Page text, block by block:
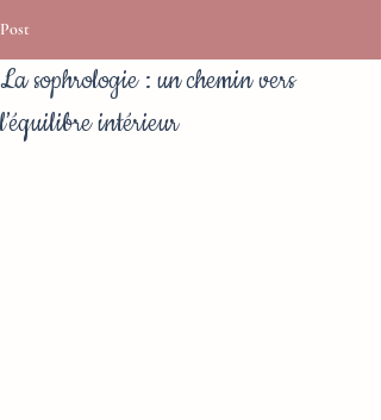
Post
La sophrologie : un chemin vers
l’équilibre intérieur